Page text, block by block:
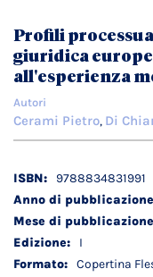
galleria
di
immagini
Profili
giuridica
all'esperienza
Autori
Cerami Pietro, Di
Dettagli
tecnici
9788834831991
I
Copertina